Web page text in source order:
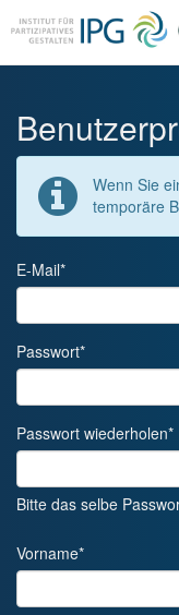
Wenn Sie
temporäre
E-Mail*
Passwort*
Passwort wiederholen*
Bitte das selbe
Vorname*